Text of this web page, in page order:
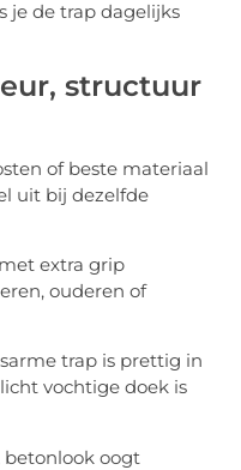
je de trap dagelijks
structuur
of beste materiaal
uit bij dezelfde
extra grip
ouderen of
trap is prettig in
vochtige doek is
betonlook oogt